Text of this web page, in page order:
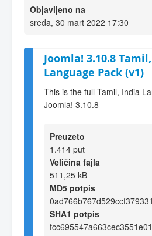
Objavljeno na
sreda, 30 mart 2022 17:30
Joomla! 3.10.8
Language Pack (v1)
This is the full Tamil, India
Joomla! 3.10.8
Preuzeto
1.414 put
Veličina fajla
511,25 kB
MD5 potpis
SHA1 potpis